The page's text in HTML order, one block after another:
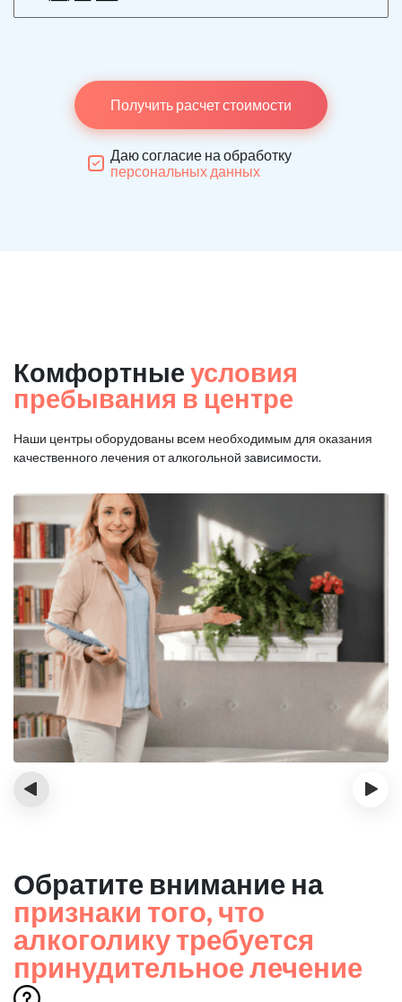
Получить расчет стоимости
Даю согласие на обработку
персональных данных
Комфортные условия
пребывания в центре
Наши центры оборудованы всем необходимым для оказания
качественного лечения от алкогольной зависимости.
‹ ›
Обратите внимание на
признаки того, что
алкоголику требуется
принудительное лечение